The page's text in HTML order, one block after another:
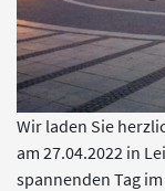
Wir laden Sie
am 27.04.2022 in
spannenden Tag